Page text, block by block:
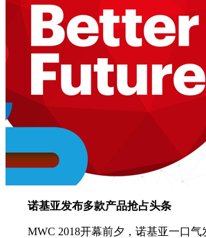
诺基亚发布多款产品抢占头条
MWC 2018开幕前夕，诺基亚一口气